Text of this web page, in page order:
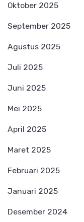
Oktober 2025
September 2025
Agustus 2025
Juli 2025
Juni 2025
Mei 2025
April 2025
Maret 2025
Februari 2025
Januari 2025
Desember 2024